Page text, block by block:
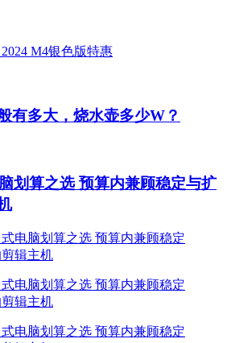
有多大，烧水壶多少W？
划算之选 预算内兼顾稳定与扩